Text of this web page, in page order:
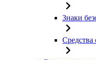
Знаки
Средства